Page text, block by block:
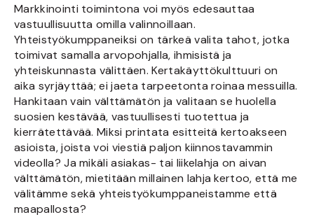
Markkinointi toimintona voi myös edesauttaa
vastuullisuutta omilla valinnoillaan.
Yhteistyökumppaneiksi on tärkeä valita tahot, jotka
toimivat samalla arvopohjalla, ihmisistä ja
yhteiskunnasta välittäen. Kertakäyttökulttuuri on
aika syrjäyttää; ei jaeta tarpeetonta roinaa messuilla.
Hankitaan vain välttämätön ja valitaan se huolella
suosien kestävää, vastuullisesti tuotettua ja
kierrätettävää. Miksi printata esitteitä kertoakseen
asioista, joista voi viestiä paljon kiinnostavammin
videolla? Ja mikäli asiakas- tai liikelahja on aivan
välttämätön, mietitään millainen lahja kertoo, että me
välitämme sekä yhteistyökumppaneistamme että
maapallosta?